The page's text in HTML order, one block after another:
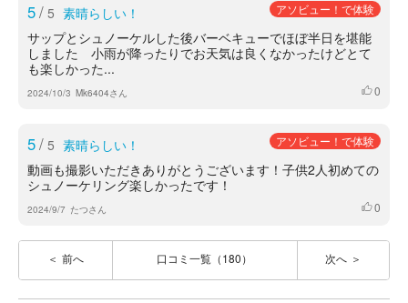
5/ 5 素晴らしい！ アソビュー！で体験
サップとシュノーケルした後バーベキューでほぼ半日を堪能
しました 小雨が降ったりでお天気は良くなかったけどとて
も楽しかった...
2024/10/3 Mk6404さん いいね
0
5/ 5 素晴らしい！ アソビュー！で体験
動画も撮影いただきありがとうございます！子供2人初めての
シュノーケリング楽しかったです！
2024/9/7 たつさん いいね
0
前へ 口コミ一覧（180） 次へ